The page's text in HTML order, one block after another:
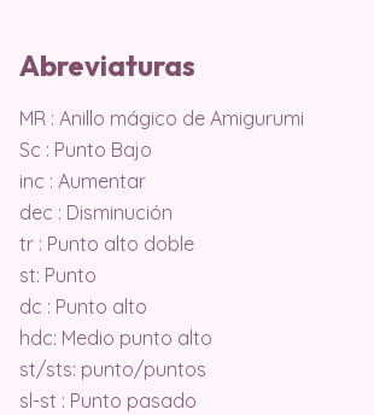
Abreviaturas
MR : Anillo mágico de Amigurumi
Sc : Punto Bajo
inc : Aumentar
dec : Disminución
tr : Punto alto doble
st: Punto
dc : Punto alto
hdc: Medio punto alto
st/sts: punto/puntos
sl-st : Punto pasado